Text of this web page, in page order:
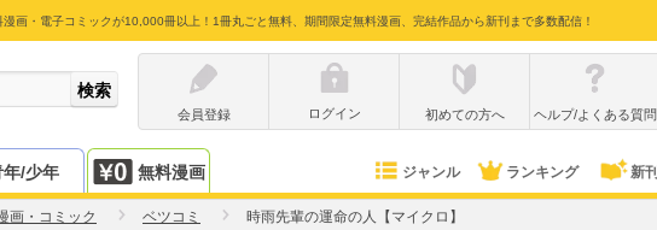
漫画・電子コミックが10,000冊以上！1冊丸ごと無料、期間限定無料漫画、完結作品から新刊まで多数配信！
会員登録
ログイン 初めての方へ ヘルプ/よくある質問
年/少年 無料漫画 ジャンル ランキング 新刊
画・コミック ベツコミ 時雨先輩の運命の人【マイクロ】